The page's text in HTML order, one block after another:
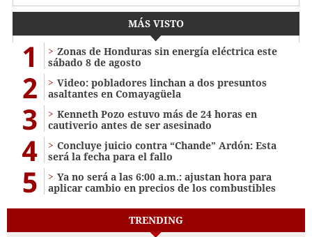
MÁS VISTO
1
Zonas de Honduras sin energía eléctrica este
sábado 8 de agosto
2
Video: pobladores linchan a dos presuntos
asaltantes en Comayagüela
3
Kenneth Pozo estuvo más de 24 horas en
cautiverio antes de ser asesinado
4
Concluye juicio contra “Chande” Ardón: Esta
será la fecha para el fallo
5
Ya no será a las 6:00 a.m.: ajustan hora para
aplicar cambio en precios de los combustibles
TRENDING